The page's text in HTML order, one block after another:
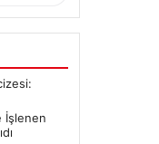
İşlenen